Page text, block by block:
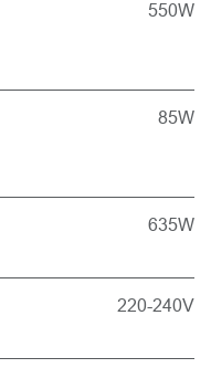
550W
85W
635W
220-240V